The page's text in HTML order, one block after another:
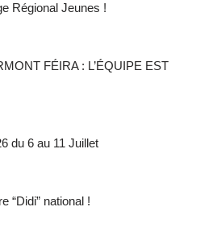
Régional Jeunes !
FÉIRA : L’ÉQUIPE EST
du 6 au 11 Juillet
“Didi” national !